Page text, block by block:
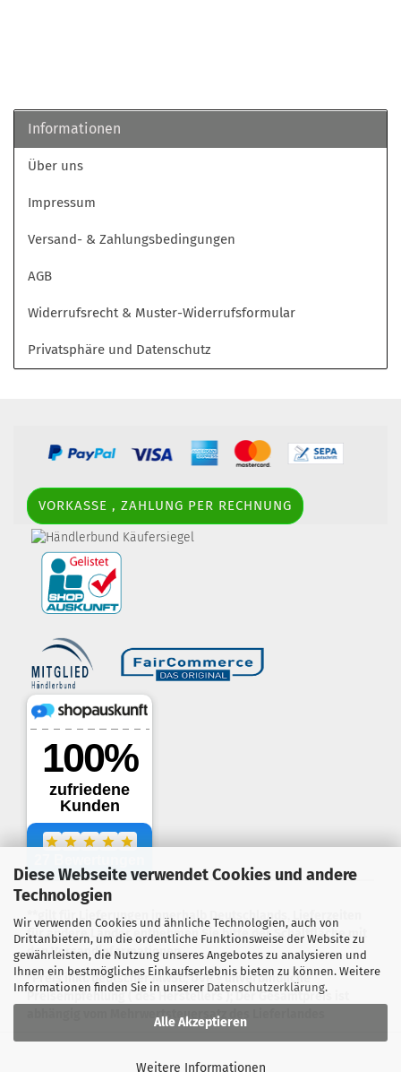
Diese Webseite verwendet Cookies und andere
Technologien
Wir verwenden Cookies und ähnliche Technologien, auch von
Drittanbietern, um die ordentliche Funktionsweise der Website zu
gewährleisten, die Nutzung unseres Angebotes zu analysieren und
Ihnen ein bestmögliches Einkaufserlebnis bieten zu können. Weitere
Informationen finden Sie in unserer Datenschutzerklärung.
Alle Akzeptieren
Weitere Informationen
Informationen
Über uns
Impressum
Versand- & Zahlungsbedingungen
AGB
Widerrufsrecht & Muster-Widerrufsformular
Privatsphäre und Datenschutz
VORKASSE , ZAHLUNG PER RECHNUNG
.
**gilt für Lieferungen innerhalb Deutschlands, Lieferzeiten
für andere Länder entnehmen Sie bitte der Schaltfläche mit
den Versandinformationen
*Preis inkl. deutscher MwSt.; UVP = unverbindliche
Preisempfehlung ( des Herstellers ); Der Gesamtpreis ist
abhängig vom Mehrwertsteuersatz des Lieferlandes